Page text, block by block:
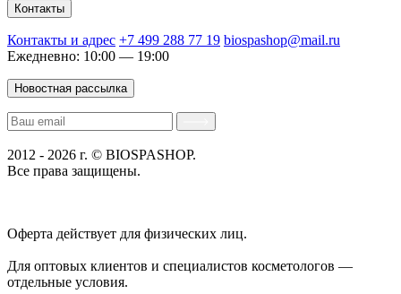
Контакты
Контакты и адрес +7 499 288 77 19 biospashop@mail.ru
Ежедневно: 10:00 — 19:00
Новостная рассылка
2012 - 2026 г. © BIOSPASHOP.
Все права защищены.
Оферта действует для физических лиц.
Для оптовых клиентов и специалистов косметологов —
отдельные условия.